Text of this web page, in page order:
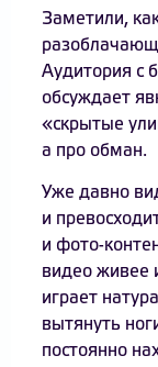
Заметили,
Аудитория с
обсуждает
«скрытые
а про обман.
Уже давно
и
и фото-
видео живее
играет
вытянуть
постоянно